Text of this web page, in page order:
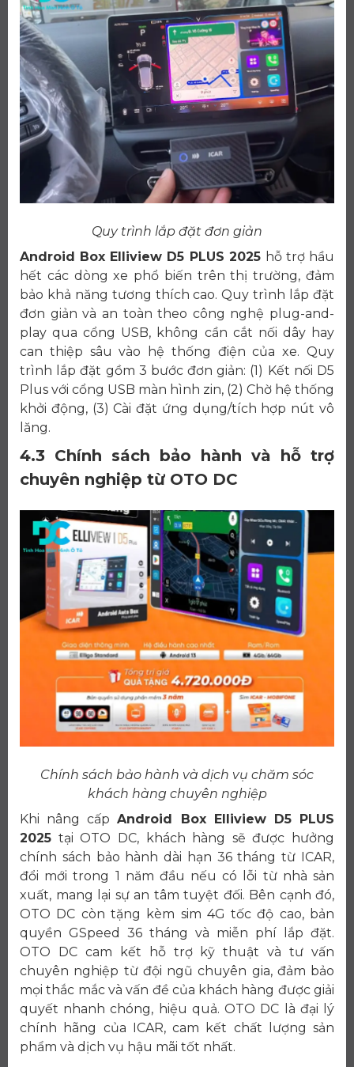
Quy trình lắp đặt đơn giản
Android Box Elliview D5 PLUS 2025 hỗ trợ hầu
hết các dòng xe phổ biến trên thị trường, đảm
bảo khả năng tương thích cao. Quy trình lắp đặt
đơn giản và an toàn theo công nghệ plug-and-
play qua cổng USB, không cần cắt nối dây hay
can thiệp sâu vào hệ thống điện của xe. Quy
trình lắp đặt gồm 3 bước đơn giản: (1) Kết nối D5
Plus với cổng USB màn hình zin, (2) Chờ hệ thống
khởi động, (3) Cài đặt ứng dụng/tích hợp nút vô
lăng.
4.3 Chính sách bảo hành và hỗ trợ
chuyên nghiệp từ OTO DC
Chính sách bảo hành và dịch vụ chăm sóc
khách hàng chuyên nghiệp
Khi nâng cấpAndroid Box Elliview D5 PLUS
2025 tại OTO DC, khách hàng sẽ được hưởng
chính sách bảo hành dài hạn 36 tháng từ ICAR,
đổi mới trong 1 năm đầu nếu có lỗi từ nhà sản
xuất, mang lại sự an tâm tuyệt đối. Bên cạnh đó,
OTO DC còn tặng kèm sim 4G tốc độ cao, bản
quyền GSpeed 36 tháng và miễn phí lắp đặt.
OTO DC cam kết hỗ trợ kỹ thuật và tư vấn
chuyên nghiệp từ đội ngũ chuyên gia, đảm bảo
mọi thắc mắc và vấn đề của khách hàng được giải
quyết nhanh chóng, hiệu quả. OTO DC là đại lý
chính hãng của ICAR, cam kết chất lượng sản
phẩm và dịch vụ hậu mãi tốt nhất.